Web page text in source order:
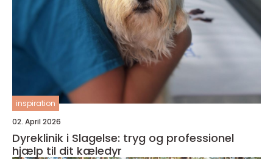
inspiration
02. April 2026
Dyreklinik i Slagelse: tryg og professionel
hjælp til dit kæledyr